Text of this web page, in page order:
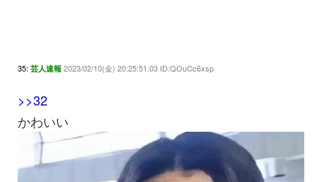
35: 芸人速報 2023/02/10(金) 20:25:51.03 ID:QOuCc6xsp
>>32
かわいい